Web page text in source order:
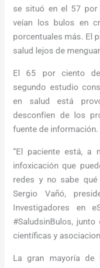
se situó en el 57 por
veían los bulos en
porcentuales más. El
salud lejos de
El 65 por ciento
segundo estudio
en salud está
desconfíen de los
fuente de información.
“El paciente está, a
infoxicación que
redes y no sabe
Sergio Vañó,
Investigadores en
#SaludsinBulos,
científicas y
La gran mayoría de